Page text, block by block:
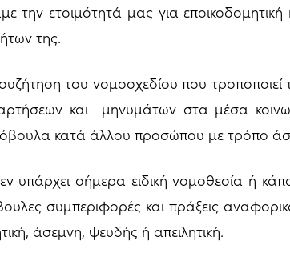
την ετοιμότητά μας για
της.
του νομοσχεδίου που
και μηνυμάτων στα μέσα
κατά άλλου προσώπου με τρόπο
υπάρχει σήμερα ειδική νομοθεσία ή
συμπεριφορές και πράξεις
άσεμνη, ψευδής ή απειλητική.